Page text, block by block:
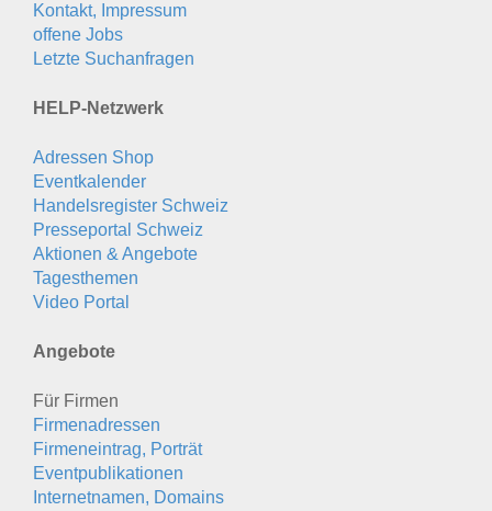
Kontakt, Impressum
offene Jobs
Letzte Suchanfragen
HELP-Netzwerk
Adressen Shop
Eventkalender
Handelsregister Schweiz
Presseportal Schweiz
Aktionen & Angebote
Tagesthemen
Video Portal
Angebote
Für Firmen
Firmenadressen
Firmeneintrag, Porträt
Eventpublikationen
Internetnamen, Domains